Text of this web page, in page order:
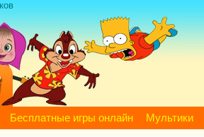
Бесплатные игры онлайн Мультики